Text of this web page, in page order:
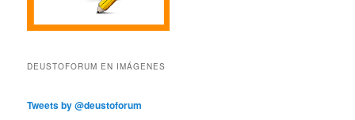
DEUSTOFORUM EN IMÁGENES
Tweets by @deustoforum